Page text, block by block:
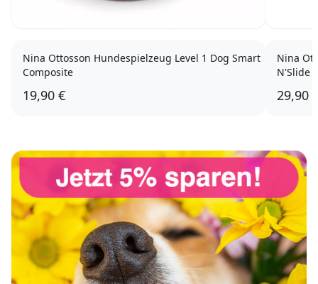
Nina Ottosson Hundespielzeug Level 1 Dog Smart
Composite
19,90 €
Nina
N'Slide
29,90